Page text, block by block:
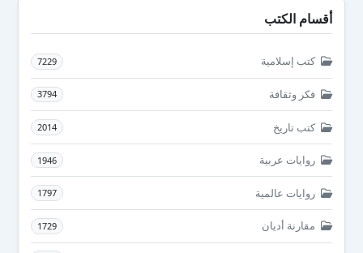
أقسام الكتب
كتب إسلامية 7229
فكر وثقافة 3794
كتب تاريخ 2014
روايات عربية 1946
روايات عالمية 1797
مقارنة أديان 1729